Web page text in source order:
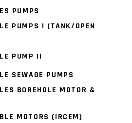
PUMPS
PUMPS I (TANK/OPEN
PUMP II
SEWAGE PUMPS
BOREHOLE MOTOR &
MOTORS (IRCEM)